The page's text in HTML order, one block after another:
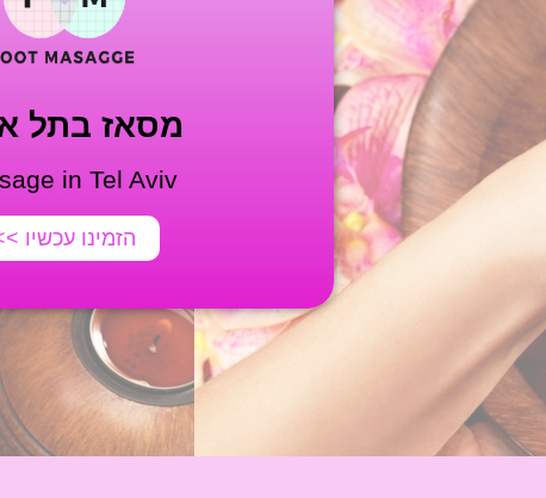
מסאז בתל
in Tel Aviv
הזמינו עכשיו